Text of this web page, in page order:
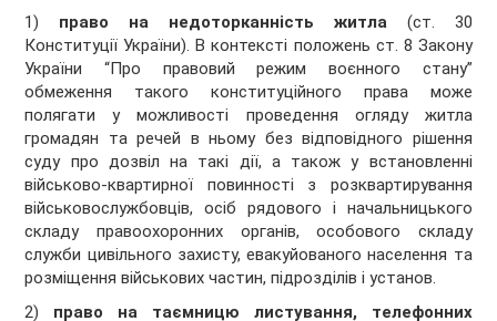
1) право на недоторканність житла(ст. 30
Конституції України). В контексті положень ст. 8 Закону
України “Про правовий режим воєнного стану”
обмеження такого конституційного права може
полягати у можливості проведення огляду житла
громадян та речей в ньому без відповідного рішення
суду про дозвіл на такі дії, а також у встановленні
військово-квартирної повинності з розквартирування
військовослужбовців, осіб рядового і начальницького
складу правоохоронних органів, особового складу
служби цивільного захисту, евакуйованого населення та
розміщення військових частин, підрозділів і установ.
2) право на таємницю листування, телефонних